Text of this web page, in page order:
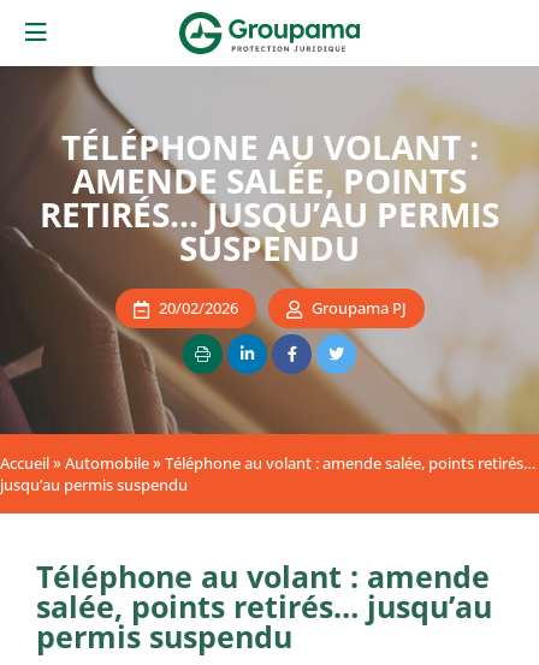
TÉLÉPHONE AU VOLANT :
AMENDE SALÉE, POINTS
RETIRÉS… JUSQU’AU PERMIS
SUSPENDU
20/02/2026 Groupama PJ
Accueil» Automobile» Téléphone au volant : amende salée, points retirés…
jusqu’au permis suspendu
Téléphone au volant : amende
salée, points retirés… jusqu’au
permis suspendu